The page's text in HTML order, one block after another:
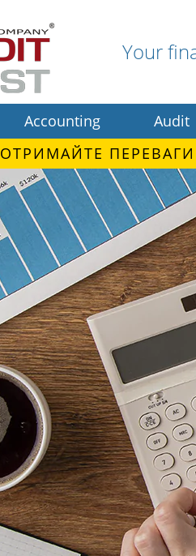
Your
Accounting Audit
ОТРИМАЙТЕ